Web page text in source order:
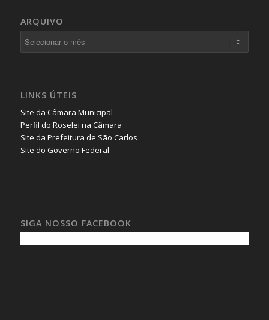
ARQUIVO
LINKS ÚTEIS
Site da Câmara Municipal
Perfil do Roselei na Câmara
Site da Prefeitura de São Carlos
Site do Governo Federal
SIGA NOSSO FACEBOOK